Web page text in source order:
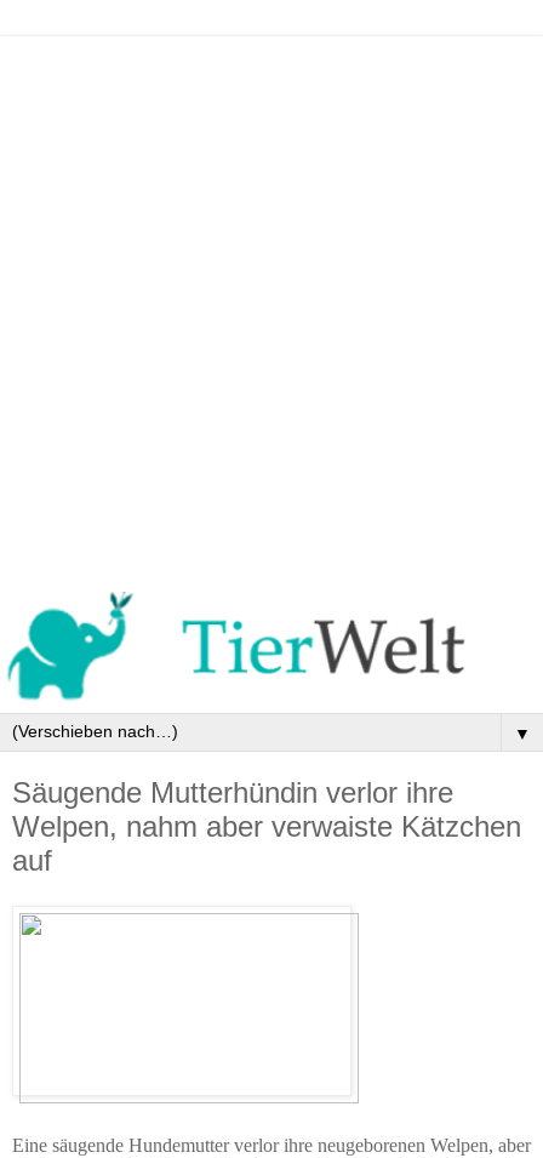
▼
Säugende Mutterhündin verlor ihre
Welpen, nahm aber verwaiste Kätzchen
auf
Eine säugende Hundemutter verlor ihre neugeborenen Welpen, aber